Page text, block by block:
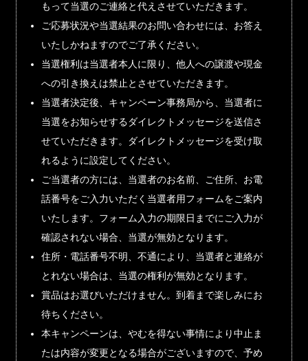
もって当選のご連絡と代えさせていただきます。
ご応募状況や当選結果のお問い合わせには、お答え
いたしかねますのでご了承ください。
当選権利は当選者本人に限り、他人への譲渡や現金
への引き換えは禁止とさせていただきます。
当選者決定後、キャンペーン事務局から、当選者に
当選をお知らせするダイレクトメッセージを送信さ
せていただきます。ダイレクトメッセージを受け取
れるように設定してください。
ご当選者の方には、当選者のお名前、ご住所、お電
話番号をご入力いただく当選者用フォームをご案内
いたします。フォーム入力の期限日までにご入力が
確認されない場合、当選が無効となります。
住所・電話番号不明、不通により、当選者と連絡が
とれない場合は、当選の権利が無効となります。
賞品はお選びいただけません。到着まで楽しみにお
待ちください。
本キャンペーンは、やむを得ない事情により中止ま
たは内容が変更となる場合がございますので、予め